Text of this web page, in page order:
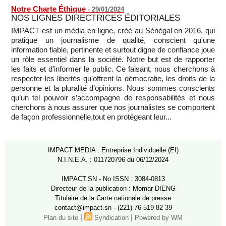
Notre Charte Éthique - 29/01/2024
NOS LIGNES DIRECTRICES ÉDITORIALES
IMPACT est un média en ligne, créé au Sénégal en 2016, qui
pratique un journalisme de qualité, conscient qu'une
information fiable, pertinente et surtout digne de confiance joue
un rôle essentiel dans la société. Notre but est de rapporter
les faits et d’informer le public. Ce faisant, nous cherchons à
respecter les libertés qu’offrent la démocratie, les droits de la
personne et la pluralité d’opinions. Nous sommes conscients
qu’un tel pouvoir s’accompagne de responsabilités et nous
cherchons à nous assurer que nos journalistes se comportent
de façon professionnelle,tout en protégeant leur...
IMPACT MEDIA : Entreprise Individuelle (EI)
N.I.N.E.A. : 011720796 du 06/12/2024
IMPACT.SN - No ISSN : 3084-0813
Directeur de la publication : Momar DIENG
Titulaire de la Carte nationale de presse
contact@impact.sn - (221) 76 519 82 39
Plan du site | Syndication | Powered by WM